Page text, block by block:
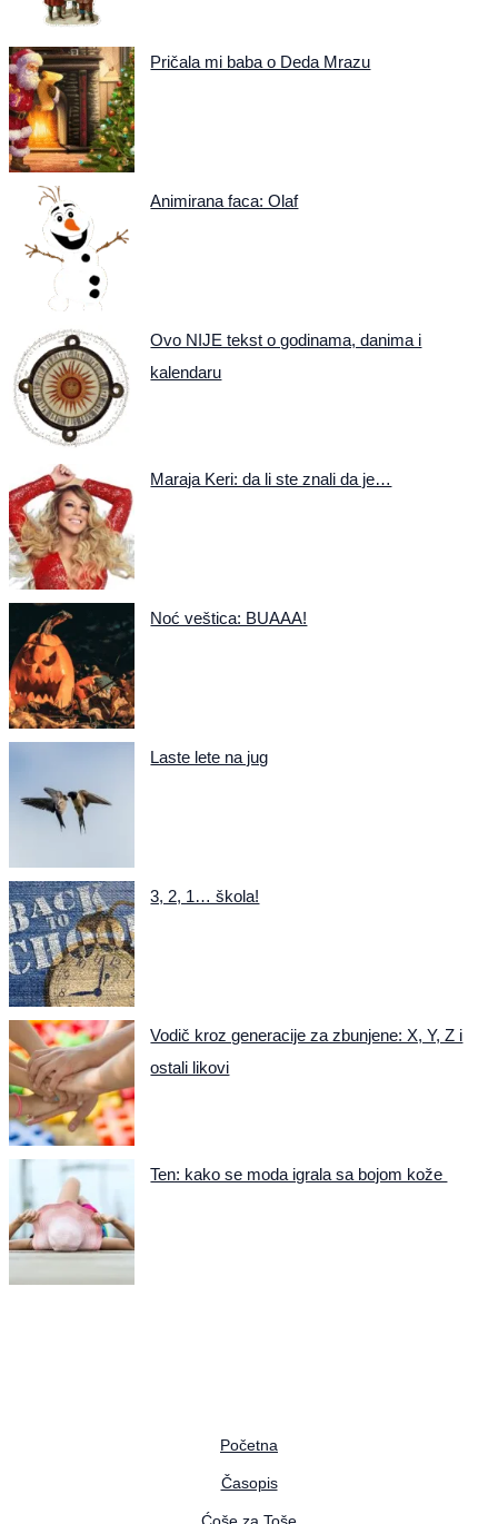
Pričala mi baba o Deda Mrazu
Animirana faca: Olaf
Ovo NIJE tekst o godinama, danima i
kalendaru
Maraja Keri: da li ste znali da je…
Noć veštica: BUAAA!
Laste lete na jug
3, 2, 1… škola!
Vodič kroz generacije za zbunjene: X, Y, Z i
ostali likovi
Ten: kako se moda igrala sa bojom kože
Početna
Časopis